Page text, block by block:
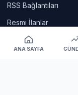
ANA SAYFA
RSS Bağlantıları
Resmi İlanlar
Çerez Tercihlerini